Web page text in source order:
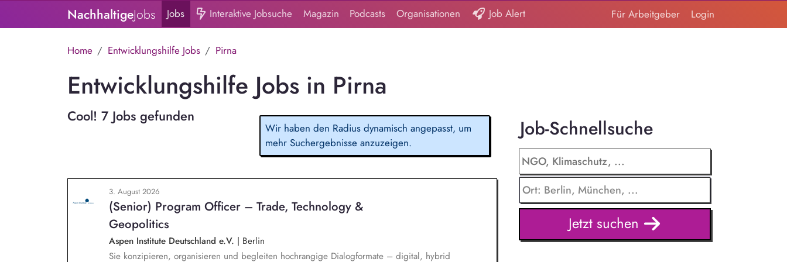
NachhaltigeJobs Jobs Interaktive Jobsuche Magazin Podcasts Organisationen Job Alert Für Arbeitgeber Login
Home Entwicklungshilfe Jobs Pirna
Entwicklungshilfe Jobs in Pirna
Cool! 7 Jobs gefunden
Wir haben den Radius dynamisch angepasst, um
mehr Suchergebnisse anzuzeigen.
3. August 2026
(Senior) Program Officer – Trade, Technology &
Geopolitics
Aspen Institute Deutschland e.V. | Berlin
Sie konzipieren, organisieren und begleiten hochrangige Dialogformate – digital, hybrid
Job-Schnellsuche
Jetzt suchen